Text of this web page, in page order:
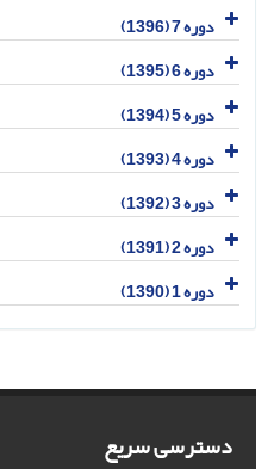
دوره 7 (1396)
دوره 6 (1395)
دوره 5 (1394)
دوره 4 (1393)
دوره 3 (1392)
دوره 2 (1391)
دوره 1 (1390)
دسترسی سریع